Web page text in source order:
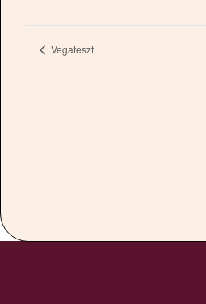
Vegateszt